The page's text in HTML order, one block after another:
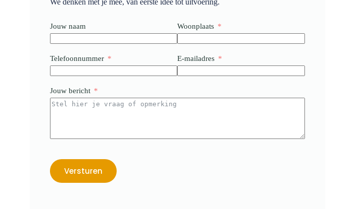
We denken met je mee, van eerste idee tot uitvoering.
Jouw naam Woonplaats
Telefoonnummer E-mailadres
Jouw bericht
Versturen